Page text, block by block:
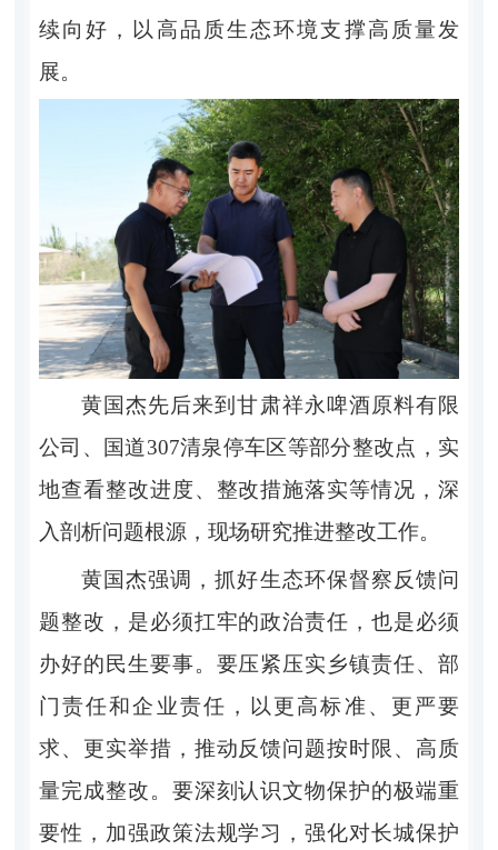
续向好，以高品质生态环境支撑高质量发
展。
黄国杰先后来到甘肃祥永啤酒原料有限
公司、国道307清泉停车区等部分整改点，实
地查看整改进度、整改措施落实等情况，深
入剖析问题根源，现场研究推进整改工作。
黄国杰强调，抓好生态环保督察反馈问
题整改，是必须扛牢的政治责任，也是必须
办好的民生要事。要压紧压实乡镇责任、部
门责任和企业责任，以更高标准、更严要
求、更实举措，推动反馈问题按时限、高质
量完成整改。要深刻认识文物保护的极端重
要性，加强政策法规学习，强化对长城保护